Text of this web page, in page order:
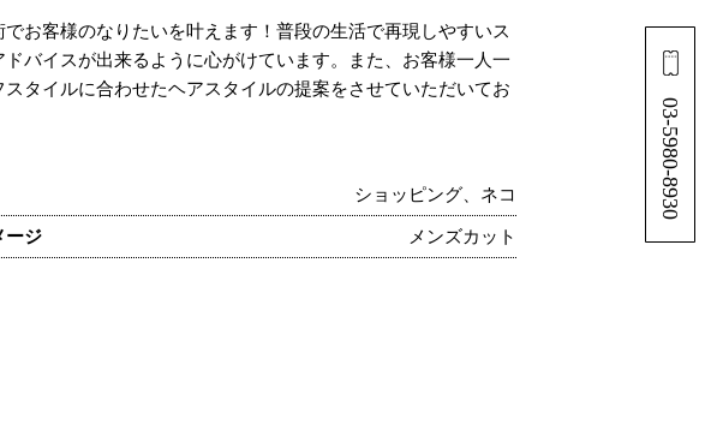
でお客様のなりたいを叶えます！普段の生活で再現しやすいス
ドバイスが出来るように心がけています。また、お客様一人一
スタイルに合わせたヘアスタイルの提案をさせていただいてお
ショッピング、ネコ
ージ メンズカット
03-5980-8930